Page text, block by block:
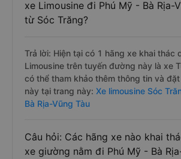
xe Limousine đi Phú Mỹ - Bà Rịa-
từ Sóc Trăng?
Trả lời: Hiện tại có 1 hãng xe khai thác
Limousine trên tuyến đường này là xe
có thể tham khảo thêm thông tin và
này tại trang này: Xe limousine Sóc
Bà Rịa-Vũng Tàu
Câu hỏi: Các hãng xe nào khai
xe giường nằm đi Phú Mỹ - Bà